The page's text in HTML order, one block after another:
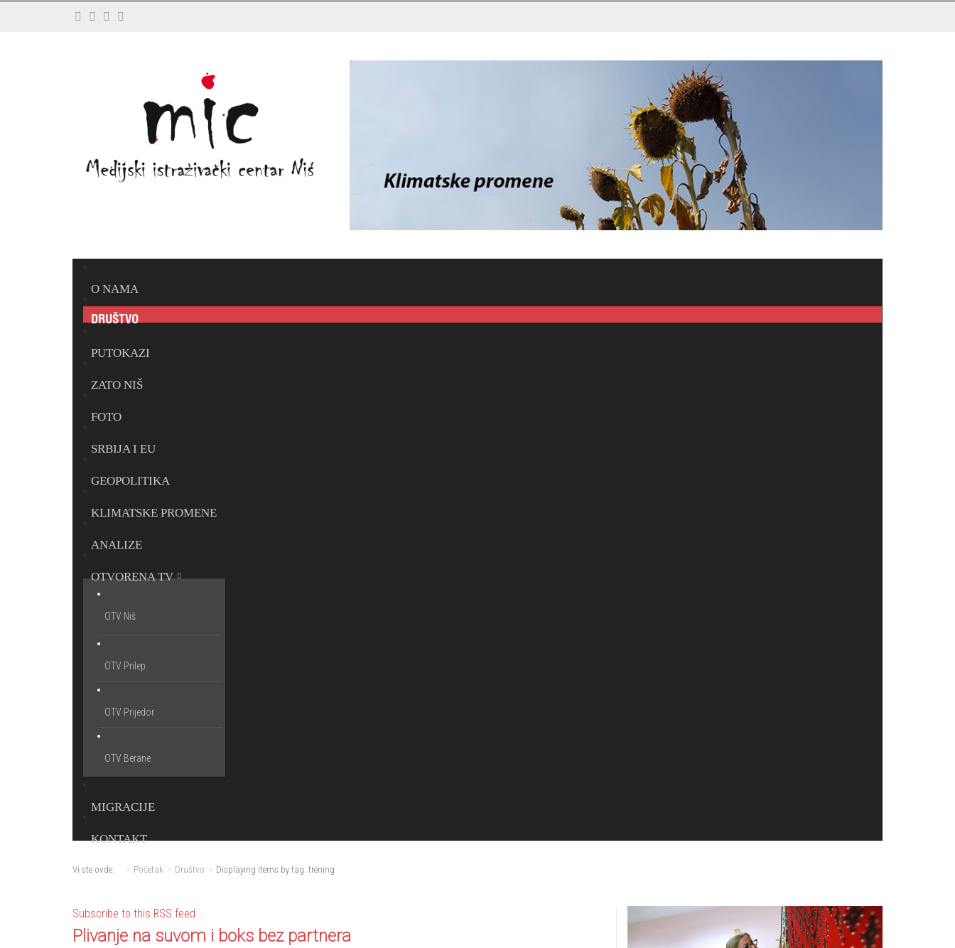
O NAMA
DRUŠTVO
PUTOKAZI
ZATO NIŠ
FOTO
SRBIJA I EU
GEOPOLITIKA
KLIMATSKE PROMENE
ANALIZE
OTVORENA TV
OTV Niš
OTV Prilep
OTV Prijedor
OTV Berane
MIGRACIJE
KONTAKT
Vi ste ovde: Početak Društvo Displaying items by tag: trening
Subscribe to this RSS feed
Plivanje na suvom i boks bez partnera